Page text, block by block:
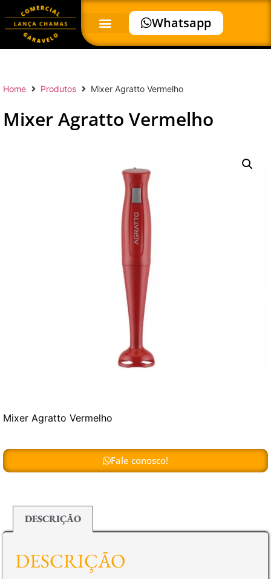
Whatsapp
Home Produtos Mixer Agratto Vermelho
Mixer Agratto Vermelho
Mixer Agratto Vermelho
Fale conosco!
DESCRIÇÃO
DESCRIÇÃO